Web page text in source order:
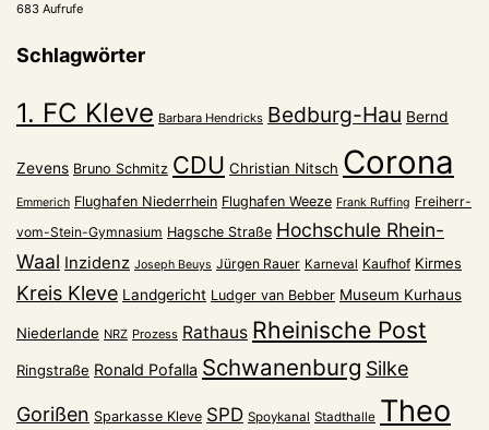
683 Aufrufe
Schlagwörter
1. FC Kleve Barbara Hendricks Bedburg-Hau Bernd
Zevens Bruno Schmitz CDU Christian Nitsch Corona
Emmerich Flughafen Niederrhein Flughafen Weeze Frank Ruffing Freiherr-
vom-Stein-Gymnasium Hagsche Straße Hochschule Rhein-
Waal Inzidenz Joseph Beuys Jürgen Rauer Karneval Kaufhof Kirmes
Kreis Kleve Landgericht Ludger van Bebber Museum Kurhaus
Niederlande NRZ Prozess Rathaus Rheinische Post
Ringstraße Ronald Pofalla Schwanenburg Silke
Gorißen Sparkasse Kleve SPD Spoykanal Stadthalle Theo